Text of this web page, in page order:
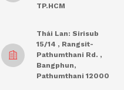
TP.HCM
Thái Lan: Sirisub
15/14 , Rangsit-
Pathumthani Rd. ,
Bangphun,
Pathumthani 12000